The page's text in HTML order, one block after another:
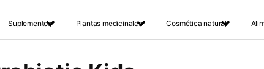
Suplementos Plantas medicinales Cosmética natural